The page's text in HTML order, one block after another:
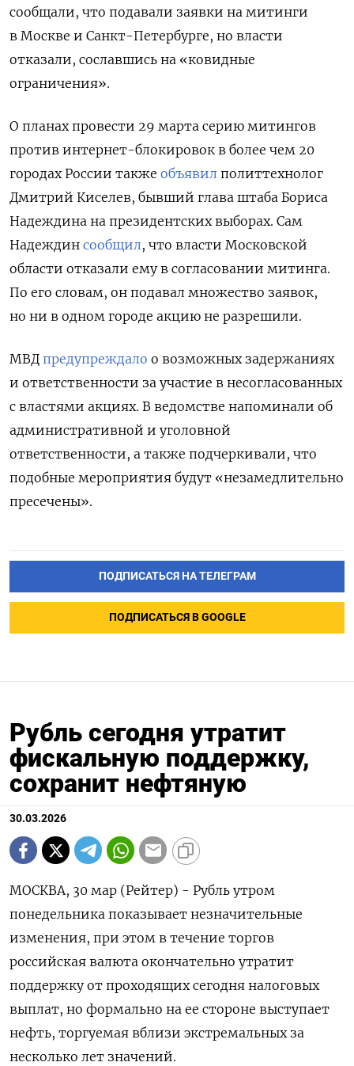
сообщали, что подавали заявки на митинги
в Москве и Санкт-Петербурге, но власти
отказали, сославшись на «ковидные
ограничения».
О планах провести 29 марта серию митингов
против интернет-блокировок в более чем 20
городах России также объявил политтехнолог
Дмитрий Киселев, бывший глава штаба Бориса
Надеждина на президентских выборах. Сам
Надеждин сообщил, что власти Московской
области отказали ему в согласовании митинга.
По его словам, он подавал множество заявок,
но ни в одном городе акцию не разрешили.
МВД предупреждало о возможных задержаниях
и ответственности за участие в несогласованных
с властями акциях. В ведомстве напоминали об
административной и уголовной
ответственности, а также подчеркивали, что
подобные мероприятия будут «незамедлительно
пресечены».
ПОДПИСАТЬСЯ НА ТЕЛЕГРАМ
ПОДПИСАТЬСЯ В GOOGLE
Рубль сегодня утратит
фискальную поддержку,
сохранит нефтяную
30.03.2026
МОСКВА, 30 мар (Рейтер) - Рубль утром
понедельника показывает незначительные
изменения, при этом в течение торгов
российская валюта окончательно утратит
поддержку от проходящих сегодня налоговых
выплат, но формально на ее стороне выступает
нефть, торгуемая вблизи экстремальных за
несколько лет значений.